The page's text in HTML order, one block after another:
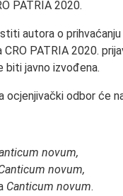
PATRIA 2020.
autora o
PATRIA 2020.
biti javno izvođena.
ocjenjivački odbor će
novum,
novum,
Canticum novum.